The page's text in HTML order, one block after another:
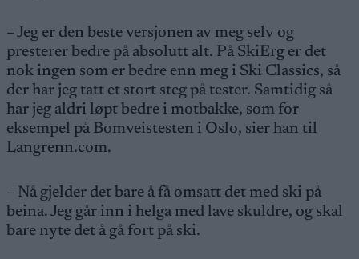
– Jeg er den beste versjonen av meg selv og
presterer bedre på absolutt alt. På SkiErg er det
nok ingen som er bedre enn meg i Ski Classics, så
der har jeg tatt et stort steg på tester. Samtidig så
har jeg aldri løpt bedre i motbakke, som for
eksempel på Bomveistesten i Oslo, sier han til
Langrenn.com.
– Nå gjelder det bare å få omsatt det med ski på
beina. Jeg går inn i helga med lave skuldre, og skal
bare nyte det å gå fort på ski.